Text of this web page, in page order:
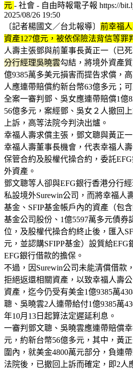
元 - 社會 - 自由時報電子報 https://
2025/08/26 19:50
〔記者楊國文／台北報導〕 前幸福
資產127億元，被依保險法背信等罪
人壽主張鄧與前董事長黃正一（已死
分行經理吳曉雲勾結，將境外資產
億9385萬多美元損害而提告求償，
人應連帶賠償約新台幣63億多元；可
全案一審判鄧、吳女應連帶賠償1億
56億多元，案經鄧、吳女２人撤回
上訴，高等法院今判決出爐。
幸福人壽求償主張，鄧文聰與黃正
幸福人壽董事長機會，代表幸福人
保管合約及股權代操合約，委託
外資產。
鄧文聰等人卻與EFG銀行香港分行
私設境外Surewin公司，而將幸福人
基金、SFIP基金帳戶內的資產（包
基金公司股份、1億5597萬多元債券
位，及股權代操合約終止後，匯入
元，並認購SFIPP基金）設質給EFG
EFG銀行借款的擔保。
不過，因Surewin公司未能清償借款
拒絕返還相關資產，以致幸福人壽
資產，迄今仍受有美金1億9385萬
聰、吳曉雲2人連帶給付1億9385萬
年10月13日起算法定遲延利息。
一審判鄧文聰、吳曉雲應連帶賠償
元，約新台幣56億多元，其中，黃
圍內，就美金4800萬元部分，負連
法院後，已撤回上訴而確定，即2人